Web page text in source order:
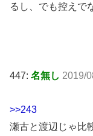
るし、でも控えで
447: 名無し 2019/
>>243
瀬古と渡辺じゃ比